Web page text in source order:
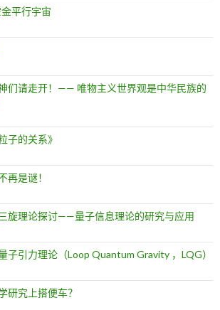
平行宇宙
们请走开！—— 唯物主义世界观是中华民族的
子的关系》
再是谜！
旋理论探讨——量子信息理论的研究与应用
子引力理论（Loop Quantum Gravity ，LQG）
研究上搭便车？